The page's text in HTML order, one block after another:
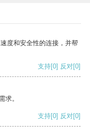
度和安全性的连接，并帮
支持[0] 反对[0]
求。
支持[0] 反对[0]